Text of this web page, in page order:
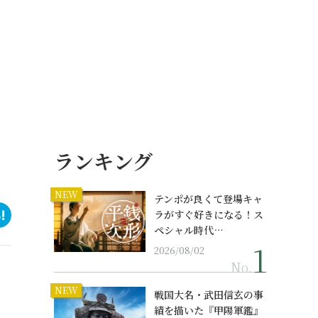
ランキング
NEW
テンポが良くて登場キャ
ラがすぐ好きになる！ス
ペシャル時代…
2026/08/02
No.
NEW
戦国大名・武田信玄の事
績を描いた『甲陽軍鑑』